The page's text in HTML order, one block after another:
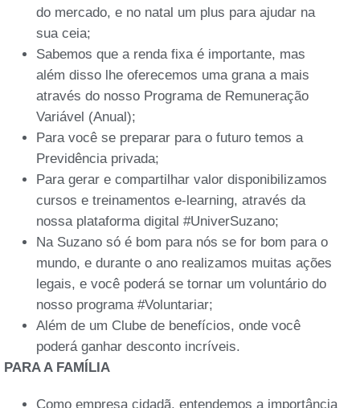
do mercado, e no natal um plus para ajudar na
sua ceia;
Sabemos que a renda fixa é importante, mas
além disso lhe oferecemos uma grana a mais
através do nosso Programa de Remuneração
Variável (Anual);
Para você se preparar para o futuro temos a
Previdência privada;
Para gerar e compartilhar valor disponibilizamos
cursos e treinamentos e-learning, através da
nossa plataforma digital #UniverSuzano;
Na Suzano só é bom para nós se for bom para o
mundo, e durante o ano realizamos muitas ações
legais, e você poderá se tornar um voluntário do
nosso programa #Voluntariar;
Além de um Clube de benefícios, onde você
poderá ganhar desconto incríveis.
PARA A FAMÍLIA
Como empresa cidadã, entendemos a importância